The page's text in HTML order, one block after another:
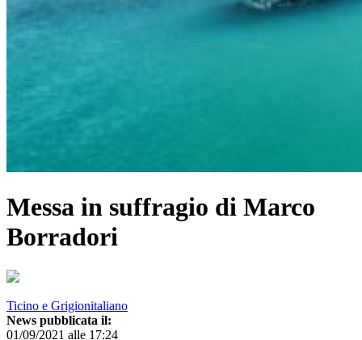
Messa in suffragio di Marco
Borradori
Ticino e Grigionitaliano
News pubblicata il:
01/09/2021 alle 17:24